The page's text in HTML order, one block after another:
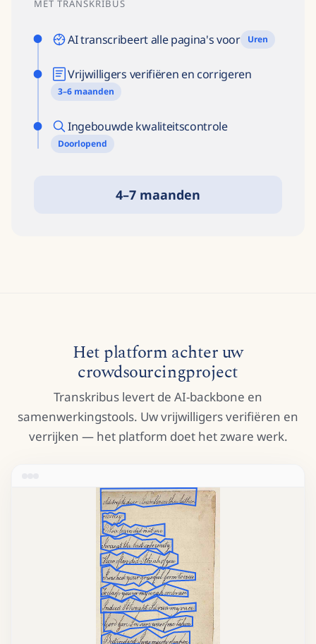
MET TRANSKRIBUS
AI transcribeert alle pagina's voor Uren
Vrijwilligers verifiëren en corrigeren
3–6 maanden
Ingebouwde kwaliteitscontrole
Doorlopend
4–7 maanden
Het platform achter uw
crowdsourcingproject
Transkribus levert de AI-backbone en
samenwerkingstools. Uw vrijwilligers verifiëren en
verrijken — het platform doet het zware werk.